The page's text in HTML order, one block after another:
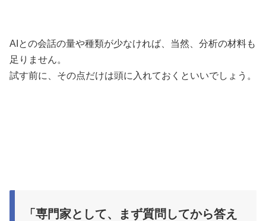
AIとの会話の量や種類が少なければ、当然、分析の材料も
足りません。
試す前に、その点だけは頭に入れておくといいでしょう。
「専門家として、まず質問してから答え